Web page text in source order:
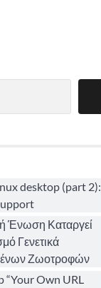
desktop (part 2):
Ένωση Καταργεί
Γενετικά
Ζωοτροφών
“Your Own URL